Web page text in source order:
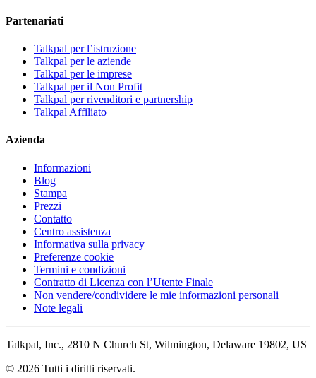
Partenariati
Talkpal per l’istruzione
Talkpal per le aziende
Talkpal per le imprese
Talkpal per il Non Profit
Talkpal per rivenditori e partnership
Talkpal Affiliato
Azienda
Informazioni
Blog
Stampa
Prezzi
Contatto
Centro assistenza
Informativa sulla privacy
Preferenze cookie
Termini e condizioni
Contratto di Licenza con l’Utente Finale
Non vendere/condividere le mie informazioni personali
Note legali
Talkpal, Inc., 2810 N Church St, Wilmington, Delaware 19802, US
© 2026 Tutti i diritti riservati.